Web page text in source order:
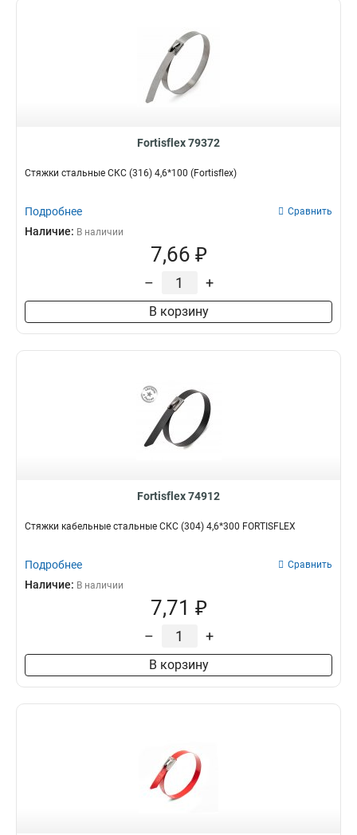
Fortisflex 79372
Стяжки стальные СКС (316) 4,6*100 (Fortisflex)
Подробнее Сравнить
Наличие: В наличии
7,66 ₽
– +
В корзину
Fortisflex 74912
Стяжки кабельные стальные СКС (304) 4,6*300 FORTISFLEX
Подробнее Сравнить
Наличие: В наличии
7,71 ₽
– +
В корзину